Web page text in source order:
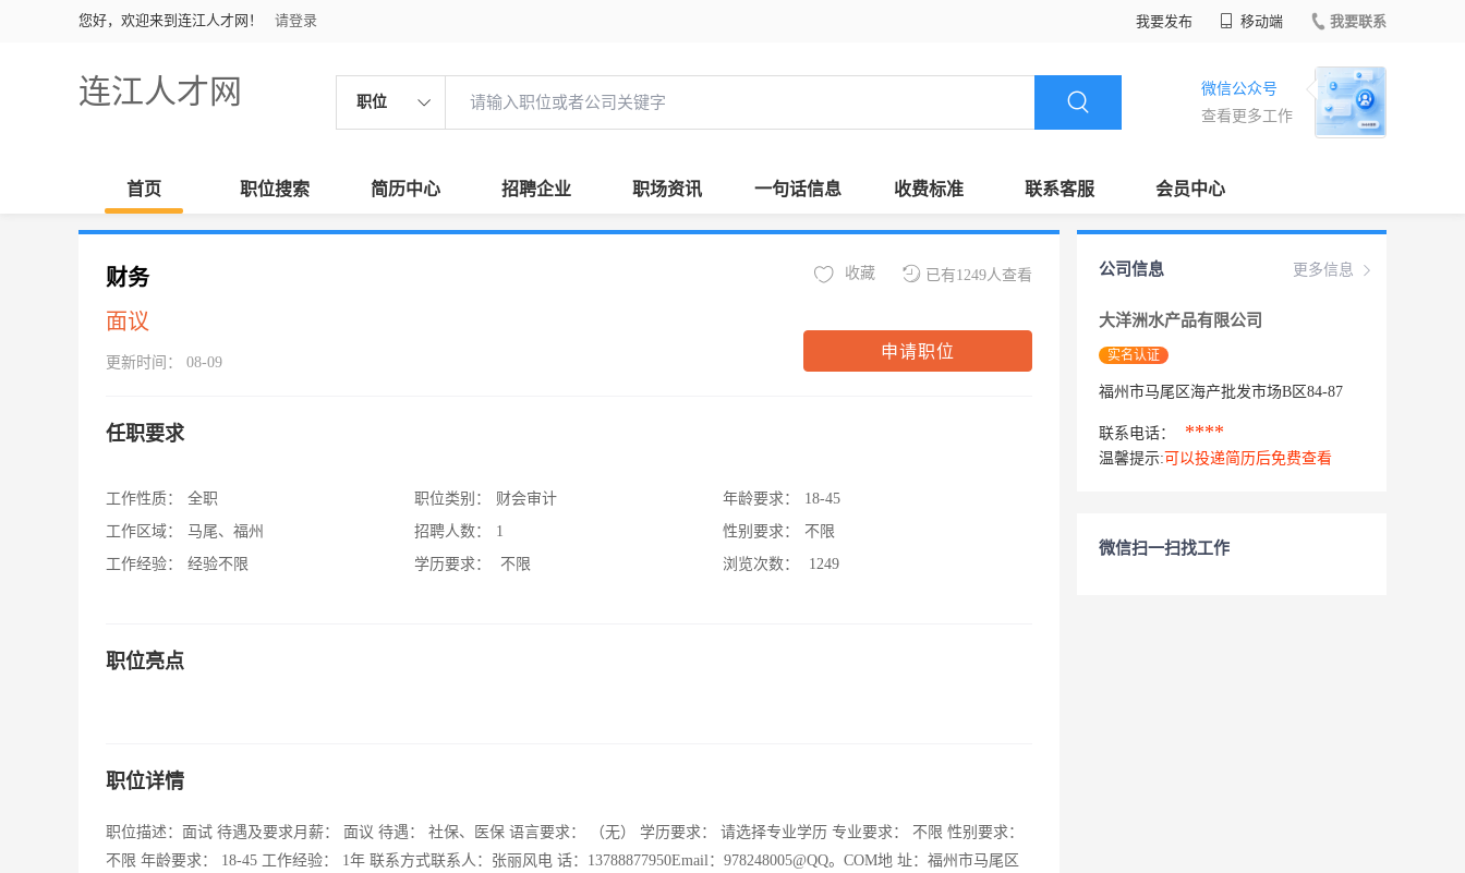
您好，欢迎来到连江人才网！ 请登录 我要发布 移动端 我要联系
连江人才网 职位
微信公众号
查看更多工作
首页 职位搜索 简历中心 招聘企业 职场资讯 一句话信息 收费标准 联系客服 会员中心
财务
面议
更新时间： 08-09
已有1249人查看
收藏
申请职位
任职要求
工作性质：
全职
工作区域：
马尾、福州
工作经验：
经验不限
职位类别：
财会审计
招聘人数：
1
学历要求：
不限
年龄要求：
18-45
性别要求：
不限
浏览次数：
1249
职位亮点
职位详情
职位描述：面试 待遇及要求月薪： 面议 待遇： 社保、医保 语言要求： （无） 学历要求： 请选择专业学历 专业要求： 不限 性别要求：
不限 年龄要求： 18-45 工作经验： 1年 联系方式联系人：张丽风电 话：13788877950Email：978248005@QQ。COM地 址：福州市马尾区
更多信息
公司信息
大洋洲水产品有限公司
实名认证
福州市马尾区海产批发市场B区84-87
联系电话： ****
温馨提示: 可以投递简历后免费查看
微信扫一扫找工作